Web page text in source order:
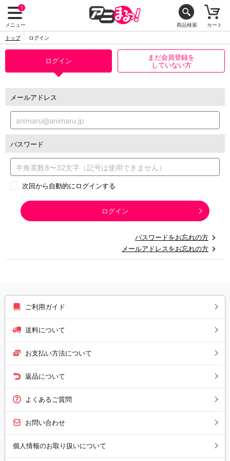
1
メニュー 商品検索 カート
トップ ログイン
ログイン
まだ会員登録を
していない方
メールアドレス
パスワード
次回から自動的にログインする
ログイン
パスワードをお忘れの方
メールアドレスをお忘れの方
ご利用ガイド
送料について
お支払い方法について
返品について
よくあるご質問
お問い合わせ
個人情報のお取り扱いについて